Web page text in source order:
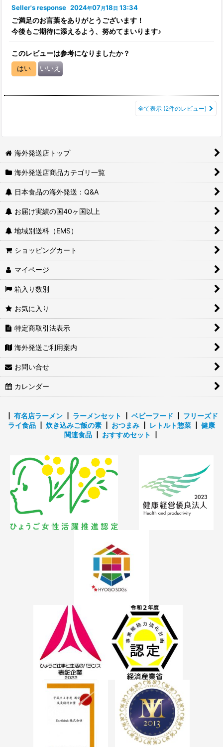
Seller's response 2024年07月 18 日 13:34
ご満足のお言葉をありがとうございます！
今後もご期待に添えるよう、努めてまいります♪
このレビューは参考になりましたか？
はい いいえ
全て表示 (2件のレビュー)
海外発送店トップ
海外発送店商品カテゴリ一覧
日本食品の海外発送：Q&A
お届け実績の国40ヶ国以上
地域別送料（EMS）
ショッピングカート
マイページ
箱入り数別
お気に入り
特定商取引法表示
海外発送ご利用案内
お問い合せ
カレンダー
有名店ラーメン┃ ラーメンセット ベビーフード
フリーズド
ライ食品
炊き込みご飯の素 おつまみ レトルト惣菜
健康
関連食品┃ おすすめセット